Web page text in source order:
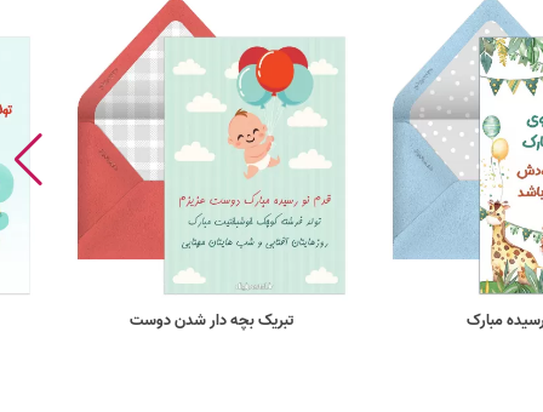
مبارک تبریک بچه دار شدن دوست